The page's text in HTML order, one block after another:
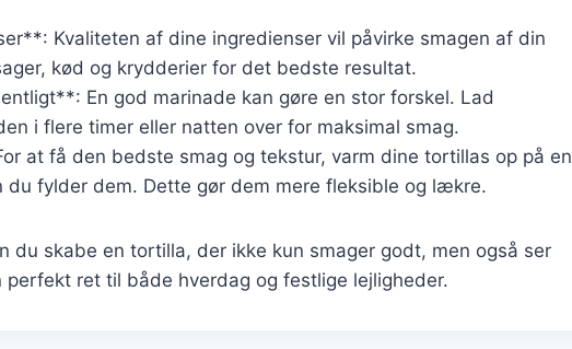
Kvaliteten af dine ingredienser vil påvirke smagen af din
kød og krydderier for det bedste resultat.
En god marinade kan gøre en stor forskel. Lad
i flere timer eller natten over for maksimal smag.
at få den bedste smag og tekstur, varm dine tortillas op på en
du fylder dem. Dette gør dem mere fleksible og lækre.
du skabe en tortilla, der ikke kun smager godt, men også ser
ret til både hverdag og festlige lejligheder.